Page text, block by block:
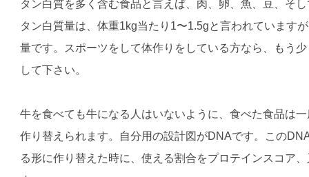
タン白質を多く含む食品と言えば、肉、卵、魚、豆、そ
タン白質量は、体重1kg当たり1〜1.5gと言われています
量です。スポーツをして体作りをしている方なら、もう
して下さい。
牛を食べても牛になる人はいないように、食べた食品は
作り替えられます。自分用の設計図がDNAです。この
る形に作り替えた時に、使える割合をプロテインスコア